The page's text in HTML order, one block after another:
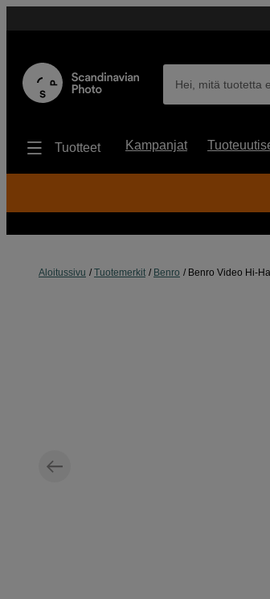
Hei, mitä tuotetta
Tuotteet Kampanjat
Aloitussivu Tuotemerkit Benro Benro Video Hi-